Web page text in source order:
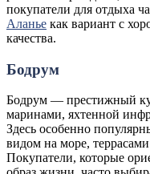
покупатели для отдыха
Аланье как вариант с
качества.
Бодрум
Бодрум — престижный
маринами, яхтенной
Здесь особенно
видом на море,
Покупатели, которые